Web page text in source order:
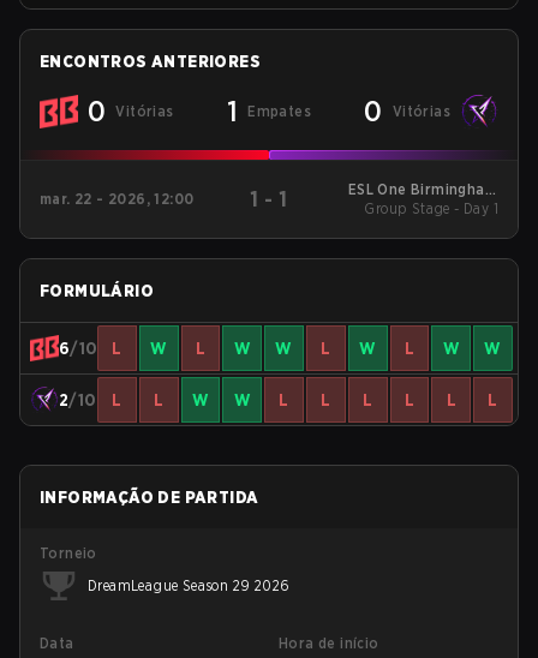
ENCONTROS ANTERIORES
0 Vitórias 1 Empates 0 Vitórias
mar. 22 - 2026, 12:00 1 - 1
ESL One Birmingham
2026
Group Stage - Day 1
FORMULÁRIO
6/10 L W L W W L W L W W
2/10 L L W W L L L L L L
INFORMAÇÃO DE PARTIDA
Torneio
DreamLeague Season 29 2026
Data
Hora de início